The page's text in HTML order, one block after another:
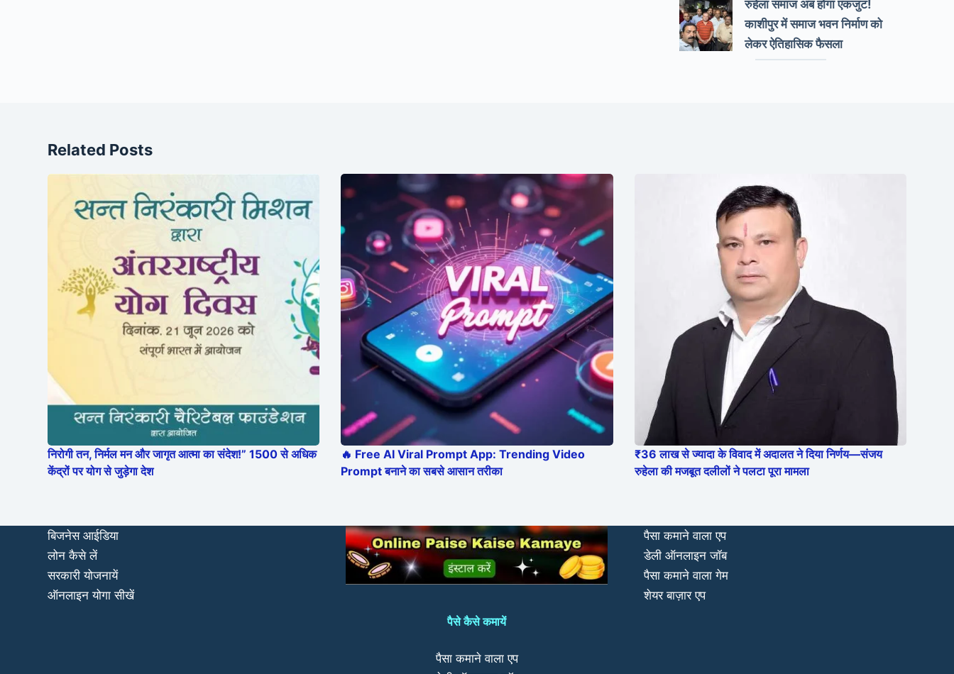
रुहेला समाज अब होगा एकजुट!
काशीपुर में समाज भवन निर्माण को
लेकर ऐतिहासिक फैसला
Related Posts
निरोगी तन, निर्मल मन और जागृत आत्मा का संदेश!” 1500 से अधिक
केंद्रों पर योग से जुड़ेगा देश
🔥 Free AI Viral Prompt App: Trending Video
Prompt बनाने का सबसे आसान तरीका
₹36 लाख से ज्यादा के विवाद में अदालत ने दिया निर्णय—संजय
रुहेला की मजबूत दलीलों ने पलटा पूरा मामला
बिजनेस आईडिया
लोन कैसे लें
सरकारी योजनायें
ऑनलाइन योगा सीखें
पैसे कैसे कमायें
पैसा कमाने वाला एप
पैसा कमाने वाला एप
डेली ऑनलाइन जॉब
पैसा कमाने वाला गेम
शेयर बाज़ार एप